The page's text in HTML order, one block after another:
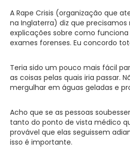
A Rape Crisis (organização que
na Inglaterra) diz que
explicações sobre como
exames forenses. Eu concordo
Teria sido um pouco mais fácil
as coisas pelas quais iria passar.
mergulhar em águas geladas e
Acho que se as pessoas
tanto do ponto de vista médico
provável que elas seguissem
isso é importante.